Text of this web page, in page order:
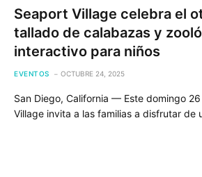
Seaport Village celebra el
tallado de calabazas y
interactivo para niños
EVENTOS OCTUBRE 24, 2025
San Diego, California — Este domingo
Village invita a las familias a disfrutar de